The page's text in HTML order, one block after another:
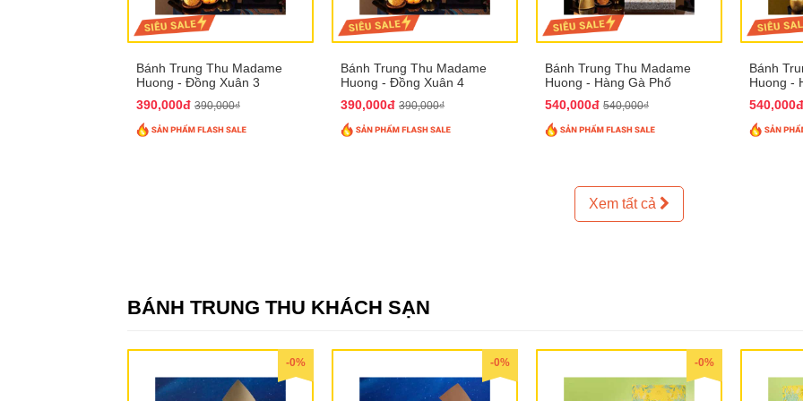
Bánh Trung Thu Madame
Huong - Đồng Xuân 3
390,000đ 390,000₫
Bánh Trung Thu Madame
Huong - Đồng Xuân 4
390,000đ 390,000₫
Bánh Trung Thu Madame
Huong - Hàng Gà Phố
540,000đ 540,000₫
Bánh
Huong -
Xem tất cả
BÁNH TRUNG THU KHÁCH SẠN
-0% -0% -0%